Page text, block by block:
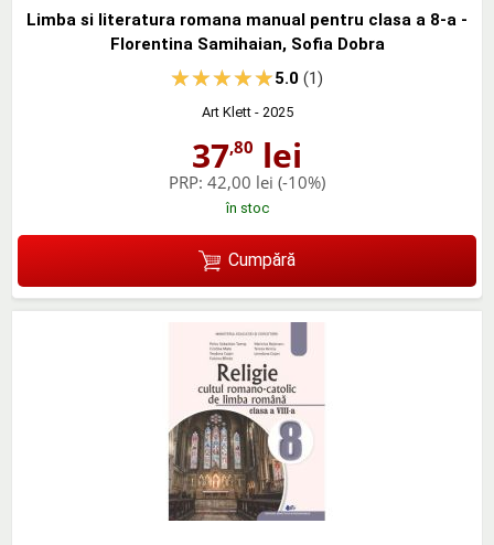
Limba si literatura romana manual pentru clasa a 8-a -
Florentina Samihaian, Sofia Dobra
5.0(1)
Art Klett- 2025
37,80 lei
PRP: 42,00 lei (-10%)
în stoc
Cumpără